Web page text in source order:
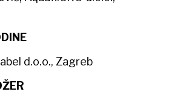
d.o.o., Zagreb